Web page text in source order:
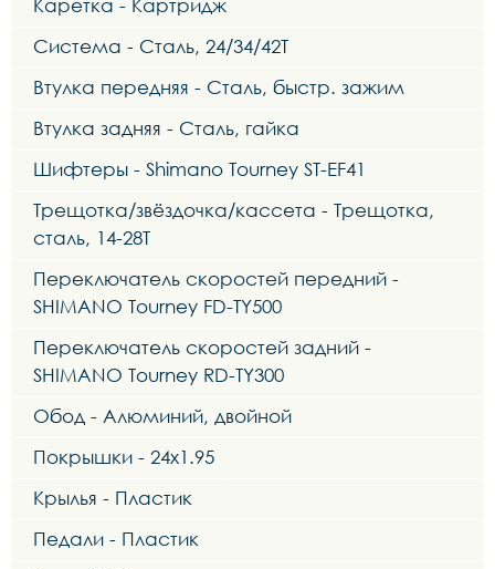
Каретка - Картридж
Система - Сталь, 24/34/42Т
Втулка передняя - Сталь, быстр. зажим
Втулка задняя - Сталь, гайка
Шифтеры - Shimano Tourney ST-EF41
Трещотка/звёздочка/кассета - Трещотка,
сталь, 14-28Т
Переключатель скоростей передний -
SHIMANO Tourney FD-TY500
Переключатель скоростей задний -
SHIMANO Tourney RD-TY300
Обод - Алюминий, двойной
Покрышки - 24x1.95
Крылья - Пластик
Педали - Пластик